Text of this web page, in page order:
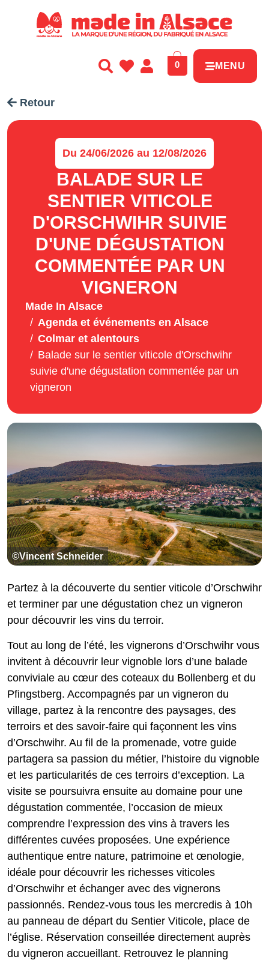
0 MENU
Retour
Du 24/06/2026 au 12/08/2026
BALADE SUR LE
SENTIER VITICOLE
D'ORSCHWIHR SUIVIE
D'UNE DÉGUSTATION
COMMENTÉE PAR UN
VIGNERON
Made In Alsace
Agenda et événements en Alsace
Colmar et alentours
Balade sur le sentier viticole d'Orschwihr
suivie d'une dégustation commentée par un
vigneron
©Vincent Schneider
Partez à la découverte du sentier viticole d’Orschwihr
et terminer par une dégustation chez un vigneron
pour découvrir les vins du terroir.
Tout au long de l’été, les vignerons d’Orschwihr vous
invitent à découvrir leur vignoble lors d’une balade
conviviale au cœur des coteaux du Bollenberg et du
Pfingstberg. Accompagnés par un vigneron du
village, partez à la rencontre des paysages, des
terroirs et des savoir-faire qui façonnent les vins
d’Orschwihr. Au fil de la promenade, votre guide
partagera sa passion du métier, l’histoire du vignoble
et les particularités de ces terroirs d’exception. La
visite se poursuivra ensuite au domaine pour une
dégustation commentée, l’occasion de mieux
comprendre l’expression des vins à travers les
différentes cuvées proposées. Une expérience
authentique entre nature, patrimoine et œnologie,
idéale pour découvrir les richesses viticoles
d’Orschwihr et échanger avec des vignerons
passionnés. Rendez-vous tous les mercredis à 10h
au panneau de départ du Sentier Viticole, place de
l’église. Réservation conseillée directement auprès
du vigneron accueillant. Retrouvez le planning